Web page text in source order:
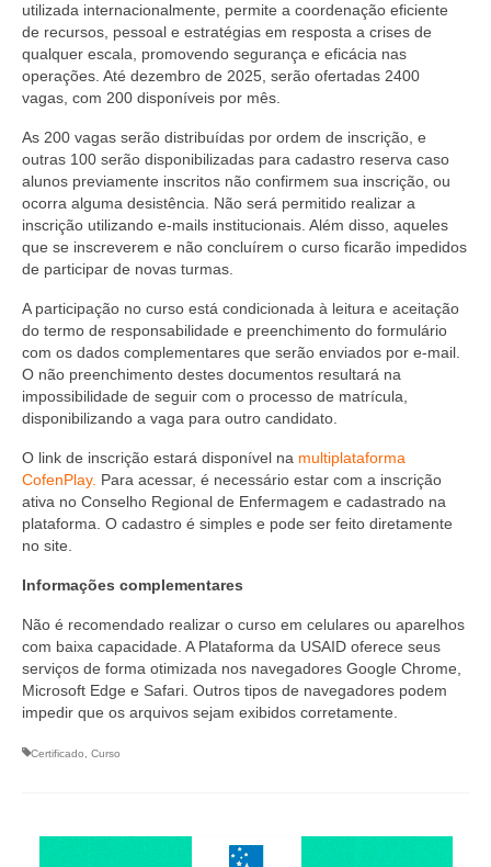
Editais e licitação
Eleições
Responsabilidade Técnica
Legislações
Decisões
Resoluções
Desagravo Público
Processos Éticos
Censura Pública
Suspensão do Exercício Profissional
Clube de Vantagens
Valores dos serviços
Ouvidoria
utilizada internacionalmente, permite a coordenação eficiente
de recursos, pessoal e estratégias em resposta a crises de
qualquer escala, promovendo segurança e eficácia nas
operações. Até dezembro de 2025, serão ofertadas 2400
vagas, com 200 disponíveis por mês.
As 200 vagas serão distribuídas por ordem de inscrição, e
outras 100 serão disponibilizadas para cadastro reserva caso
alunos previamente inscritos não confirmem sua inscrição, ou
ocorra alguma desistência. Não será permitido realizar a
inscrição utilizando e-mails institucionais. Além disso, aqueles
que se inscreverem e não concluírem o curso ficarão impedidos
de participar de novas turmas.
A participação no curso está condicionada à leitura e aceitação
do termo de responsabilidade e preenchimento do formulário
com os dados complementares que serão enviados por e-mail.
O não preenchimento destes documentos resultará na
impossibilidade de seguir com o processo de matrícula,
disponibilizando a vaga para outro candidato.
O link de inscrição estará disponível na multiplataforma
CofenPlay. Para acessar, é necessário estar com a inscrição
ativa no Conselho Regional de Enfermagem e cadastrado na
plataforma. O cadastro é simples e pode ser feito diretamente
no site.
Informações complementares
Não é recomendado realizar o curso em celulares ou aparelhos
com baixa capacidade. A Plataforma da USAID oferece seus
serviços de forma otimizada nos navegadores Google Chrome,
Microsoft Edge e Safari. Outros tipos de navegadores podem
impedir que os arquivos sejam exibidos corretamente.
Certificado Curso